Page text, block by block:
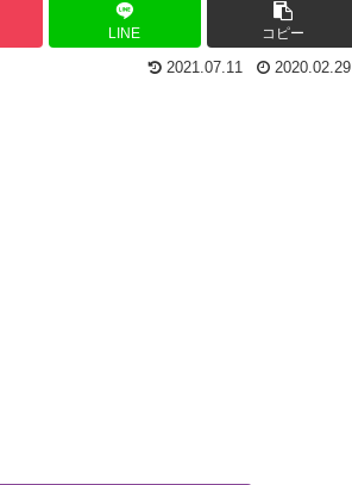
LINE コピー
2021.07.11 2020.02.29